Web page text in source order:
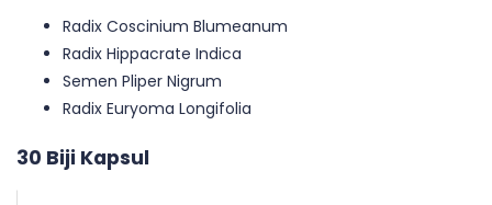
Radix Coscinium Blumeanum
Radix Hippacrate Indica
Semen Pliper Nigrum
Radix Euryoma Longifolia
30 Biji Kapsul